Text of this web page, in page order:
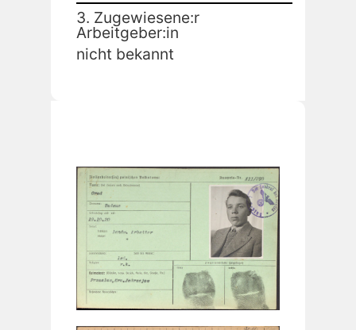
3. Zugewiesene:r
Arbeitgeber:in
nicht bekannt